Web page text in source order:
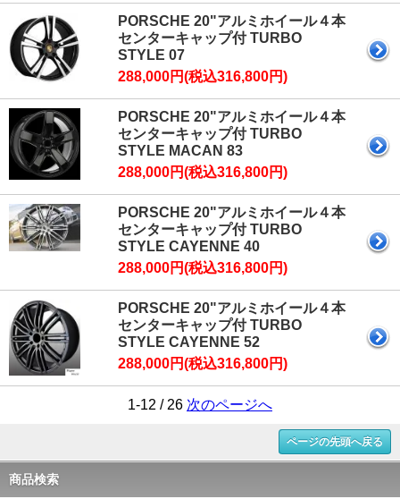
PORSCHE 20"アルミホイール４本
センターキャップ付 TURBO
STYLE 07
288,000円(税込316,800円)
PORSCHE 20"アルミホイール４本
センターキャップ付 TURBO
STYLE MACAN 83
288,000円(税込316,800円)
PORSCHE 20"アルミホイール４本
センターキャップ付 TURBO
STYLE CAYENNE 40
288,000円(税込316,800円)
PORSCHE 20"アルミホイール４本
センターキャップ付 TURBO
STYLE CAYENNE 52
288,000円(税込316,800円)
1-12 / 26 次のページへ
ページの先頭へ戻る
商品検索